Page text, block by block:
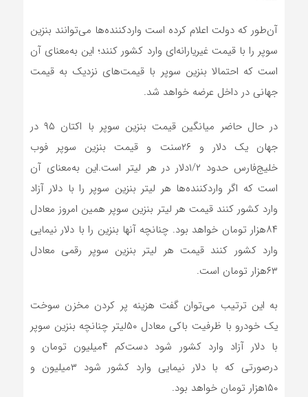
آن‌طور که دولت اعلام کرده است واردکننده‌ها می‌توانند بنزین
سوپر را با قیمت غیریارانه‌ای وارد کشور کنند؛ این به‌معنای آن
است که احتمالا بنزین سوپر با قیمت‌های نزدیک به قیمت
جهانی در داخل عرضه خواهد شد.
در حال حاضر میانگین قیمت بنزین سوپر با اکتان ۹۵ در
جهان یک دلار و ۲۶سنت و قیمت بنزین سوپر فوب
خلیج‌فارس حدود ۱/۲دلار در هر لیتر است.این به‌معنای آن
است که اگر واردکننده‌ها هر لیتر بنزین سوپر را با دلار آزاد
وارد کشور کنند قیمت هر لیتر بنزین سوپر همین امروز معادل
۸۴هزار تومان خواهد بود. چنانچه آنها بنزین را با دلار نیمایی
وارد کشور کنند قیمت هر لیتر بنزین سوپر رقمی معادل
۶۳هزار تومان است.
به این ترتیب می‌توان گفت هزینه پر کردن مخزن سوخت
یک خودرو با ظرفیت باکی معادل ۵۰لیتر چنانچه بنزین سوپر
با دلار آزاد وارد کشور شود دست‌کم ۴میلیون تومان و
درصورتی که با دلار نیمایی وارد کشور شود ۳میلیون و
۱۵۰هزار تومان خواهد بود.